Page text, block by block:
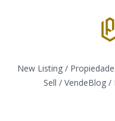
New Listing /
Sell / VendeBlog /